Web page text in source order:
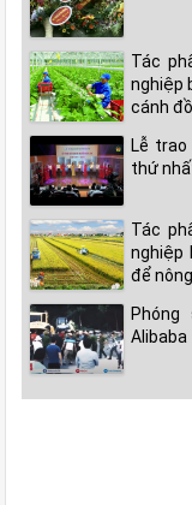
Tác
nghiệp
cánh
Lễ trao
thứ
Tác
nghiệp
để
Alibaba